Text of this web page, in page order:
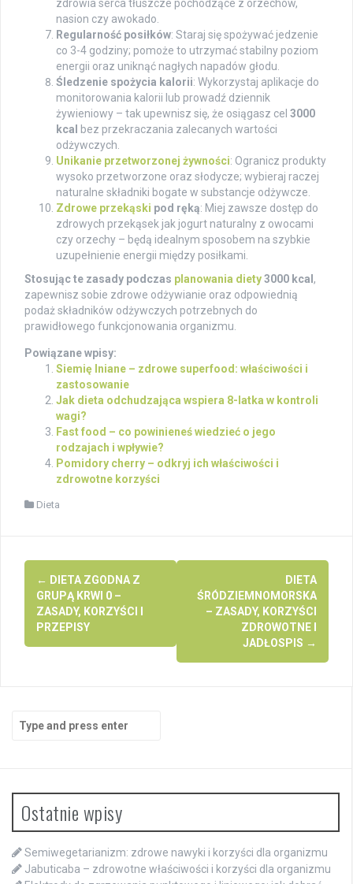
zdrowia serca tłuszcze pochodzące z orzechów,
nasion czy awokado.
Regularność posiłków: Staraj się spożywać jedzenie
co 3-4 godziny; pomoże to utrzymać stabilny poziom
energii oraz uniknąć nagłych napadów głodu.
Śledzenie spożycia kalorii: Wykorzystaj aplikacje do
monitorowania kalorii lub prowadź dziennik
żywieniowy – tak upewnisz się, że osiągasz cel 3000
kcal
bez przekraczania zalecanych wartości
odżywczych.
Unikanie przetworzonej żywności: Ogranicz produkty
wysoko przetworzone oraz słodycze; wybieraj raczej
naturalne składniki bogate w substancje odżywcze.
Zdrowe przekąski pod ręką: Miej zawsze dostęp do
zdrowych przekąsek jak jogurt naturalny z owocami
czy orzechy – będą idealnym sposobem na szybkie
uzupełnienie energii między posiłkami.
Stosując te zasady podczas planowania diety3000 kcal ,
zapewnisz sobie zdrowe odżywianie oraz odpowiednią
podaż składników odżywczych potrzebnych do
prawidłowego funkcjonowania organizmu.
Powiązane wpisy:
Siemię lniane – zdrowe superfood: właściwości i
zastosowanie
Jak dieta odchudzająca wspiera 8-latka w kontroli
wagi?
Fast food – co powinieneś wiedzieć o jego
rodzajach i wpływie?
Pomidory cherry – odkryj ich właściwości i
zdrowotne korzyści
Dieta
Post
navigation
← DIETA ZGODNA Z
GRUPĄ KRWI 0 –
ZASADY, KORZYŚCI I
PRZEPISY
DIETA
ŚRÓDZIEMNOMORSKA
– ZASADY, KORZYŚCI
ZDROWOTNE I
JADŁOSPIS →
for:
Ostatnie wpisy
Semiwegetarianizm: zdrowe nawyki i korzyści dla organizmu
Jabuticaba – zdrowotne właściwości i korzyści dla organizmu